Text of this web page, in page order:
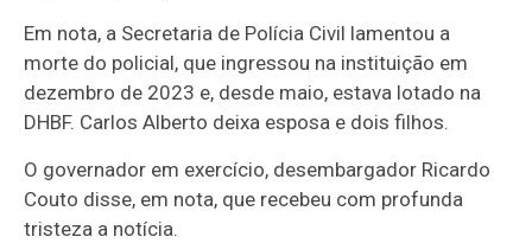
Em nota, a Secretaria de Polícia Civil lamentou a
morte do policial, que ingressou na instituição em
dezembro de 2023 e, desde maio, estava lotado na
DHBF. Carlos Alberto deixa esposa e dois filhos.
O governador em exercício, desembargador Ricardo
Couto disse, em nota, que recebeu com profunda
tristeza a notícia.